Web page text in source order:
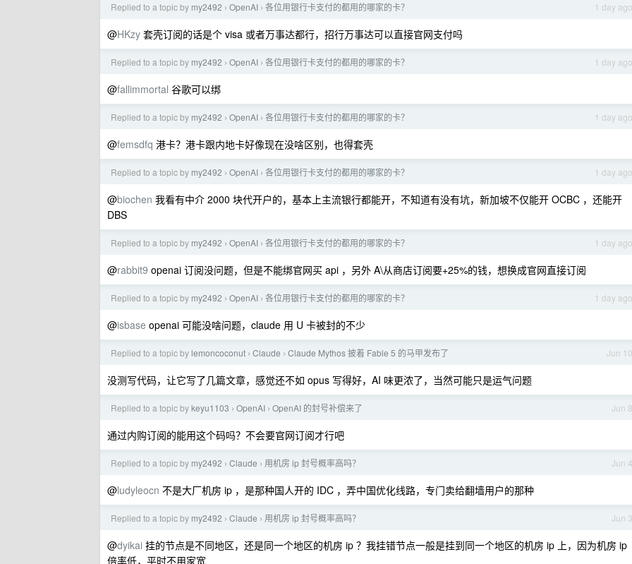
1 day ago
Replied to a topic by my2492 › OpenAI › 各位用银行卡支付的都用的哪家的卡？
@HKzy 套壳订阅的话是个 visa 或者万事达都行，招行万事达可以直接官网支付吗
1 day ago
Replied to a topic by my2492 › OpenAI › 各位用银行卡支付的都用的哪家的卡？
@fallimmortal 谷歌可以绑
1 day ago
Replied to a topic by my2492 › OpenAI › 各位用银行卡支付的都用的哪家的卡？
@femsdfq 港卡？港卡跟内地卡好像现在没啥区别，也得套壳
1 day ago
Replied to a topic by my2492 › OpenAI › 各位用银行卡支付的都用的哪家的卡？
@biochen 我看有中介 2000 块代开户的，基本上主流银行都能开，不知道有没有坑，新加坡不仅能开 OCBC ，还能开
DBS
1 day ago
Replied to a topic by my2492 › OpenAI › 各位用银行卡支付的都用的哪家的卡？
@rabbit9 openai 订阅没问题，但是不能绑官网买 api ，另外 A\从商店订阅要+25%的钱，想换成官网直接订阅
1 day ago
Replied to a topic by my2492 › OpenAI › 各位用银行卡支付的都用的哪家的卡？
@isbase openai 可能没啥问题，claude 用 U 卡被封的不少
Jun 10
Replied to a topic by lemoncoconut › Claude › Claude Mythos 披着 Fable 5 的马甲发布了
没测写代码，让它写了几篇文章，感觉还不如 opus 写得好，AI 味更浓了，当然可能只是运气问题
Jun 8
Replied to a topic bykeyu1103 › OpenAI › OpenAI 的封号补偿来了
通过内购订阅的能用这个码吗？不会要官网订阅才行吧
Jun 4
Replied to a topic by my2492 › Claude › 用机房 ip 封号概率高吗？
@ludyleocn 不是大厂机房 ip ，是那种国人开的 IDC ，弄中国优化线路，专门卖给翻墙用户的那种
Jun 3
Replied to a topic by my2492 › Claude › 用机房 ip 封号概率高吗？
@dyikai 挂的节点是不同地区，还是同一个地区的机房 ip ？我挂错节点一般是挂到同一个地区的机房 ip 上，因为机房 ip
倍率低，平时不用家宽